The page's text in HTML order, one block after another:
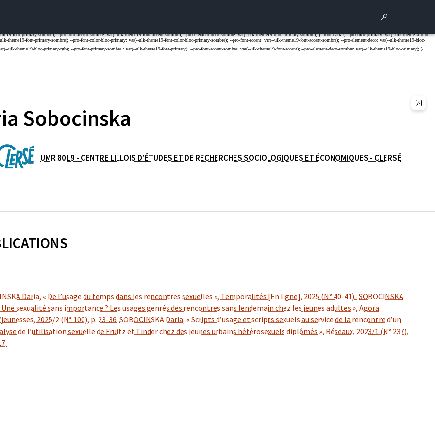
Rechercher
Sobocinska
UMR 8019 - CENTRE LILLOIS D’ÉTUDES ET DE RECHERCHES SOCIOLOGIQUES ET ÉCONOMIQUES - CLERSÉ
Daria, « De l’usage du temps dans les rencontres sexuelles », Temporalités [En ligne], 2025 (N° 40-41). SOBOCINSKA
Une sexualité sans importance ? Les usages genrés des rencontres sans lendemain chez les jeunes adultes », Agora
2025/2 (N° 100), p. 23-36. SOBOCINSKA Daria, « Scripts d’usage et scripts sexuels au service de la rencontre d’un
de l’utilisation sexuelle de Fruitz et Tinder chez des jeunes urbains hétérosexuels diplômés », Réseaux, 2023/1 (N° 237),